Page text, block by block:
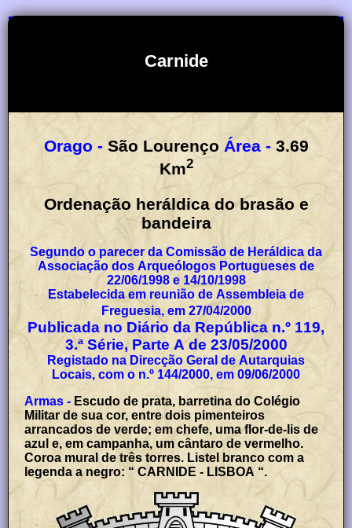
Carnide
Orago - São Lourenço Área - 3.69
Km2
Ordenação heráldica do brasão e
bandeira
Segundo o parecer da Comissão de Heráldica da
Associação dos Arqueólogos Portugueses de
22/06/1998 e 14/10/1998
Estabelecida em reunião de Assembleia de
Freguesia, em 27/04/2000
Publicada no Diário da República n.º 119,
3.ª Série, Parte A de 23/05/2000
Registado na Direcção Geral de Autarquias
Locais, com o n.º 144/2000, em 09/06/2000
Armas - Escudo de prata, barretina do Colégio
Militar de sua cor, entre dois pimenteiros
arrancados de verde; em chefe, uma flor-de-lis de
azul e, em campanha, um cântaro de vermelho.
Coroa mural de três torres. Listel branco com a
legenda a negro: “ CARNIDE - LISBOA “.